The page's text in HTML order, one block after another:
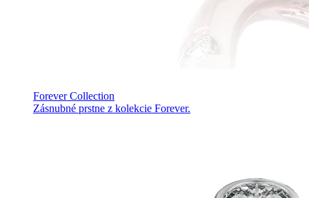
Forever Collection
Zásnubné prstne z kolekcie Forever.